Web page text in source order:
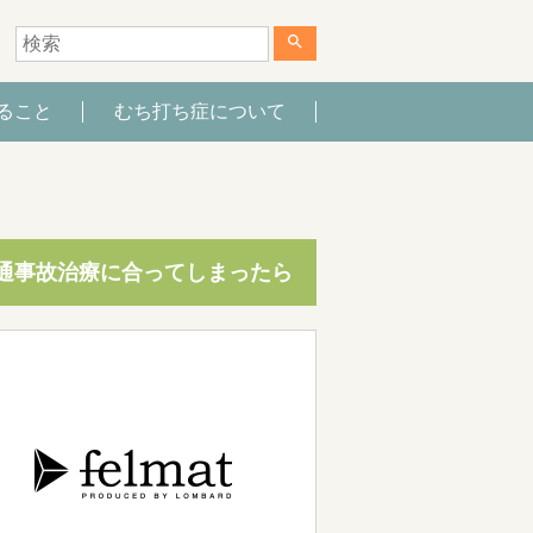
search
こと むち打ち症について
事故治療に合ってしまったら